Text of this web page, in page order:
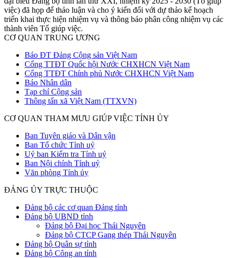
việc) đã họp để thảo luận và cho ý kiến đối với dự thảo kế hoạch
triển khai thực hiện nhiệm vụ và thông báo phân công nhiệm vụ các
thành viên Tổ giúp việc.
CƠ QUAN TRUNG ƯƠNG
Báo ĐT Đảng Cộng sản Việt Nam
Cổng TTĐT Quốc hội Nước CHXHCN Việt Nam
Cổng TTĐT Chính phủ Nước CHXHCN Việt Nam
Báo Nhân dân
Tạp chí Cộng sản
Thông tấn xã Việt Nam (TTXVN)
CƠ QUAN THAM MƯU GIÚP VIỆC TỈNH ỦY
Ban Tuyên giáo và Dân vận
Ban Tổ chức Tỉnh uỷ
Uỷ ban Kiểm tra Tỉnh uỷ
Ban Nội chính Tỉnh uỷ
Văn phòng Tỉnh ủy
ĐẢNG ỦY TRỰC THUỘC
Đảng bộ các cơ quan Đảng tỉnh
Đảng bộ UBND tỉnh
Đảng bộ Đại học Thái Nguyên
Đảng bộ CTCP Gang thép Thái Nguyên
Đảng bộ Quân sự tỉnh
Đảng bộ Công an tỉnh